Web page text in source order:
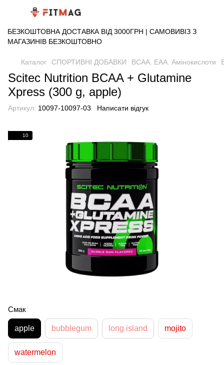
БЕЗКОШТОВНА ДОСТАВКА ВІД 3000ГРН | САМОВИВІЗ З
МАГАЗИНІВ БЕЗКОШТОВНО
Каталог СПОРТИВНІ ДОБАВКИ BCAA. EAA. Амінокислоти
Scitec Nutrition BCAA + Glutamine
Xpress (300 g, apple)
Артикул: 10097-10097-03 Написати відгук
10
Смак
apple bubblegum long island mojito
watermelon